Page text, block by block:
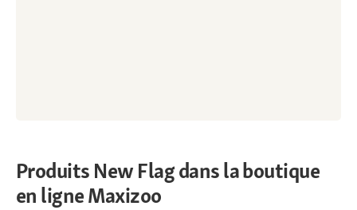
Produits New Flag dans la boutique
en ligne Maxizoo